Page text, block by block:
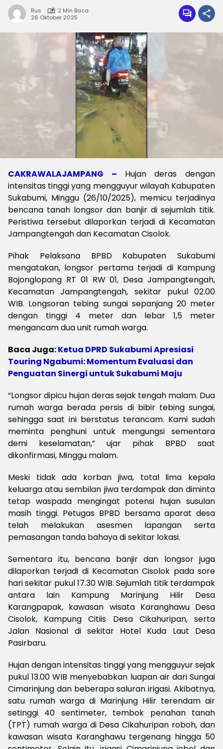
Rus
2 Min Baca
26 Oktober 2025
CAKRAWALAJAMPANG – Hujan deras dengan
intensitas tinggi yang mengguyur wilayah Kabupaten
Sukabumi, Minggu (26/10/2025), memicu terjadinya
bencana tanah longsor dan banjir di sejumlah titik.
Peristiwa tersebut dilaporkan terjadi di Kecamatan
Jampangtengah dan Kecamatan Cisolok.
Pihak Pelaksana BPBD Kabupaten Sukabumi
mengatakan, longsor pertama terjadi di Kampung
Bojonglopang RT 01 RW 01, Desa Jampangtengah,
Kecamatan Jampangtengah, sekitar pukul 02.00
WIB. Longsoran tebing sungai sepanjang 20 meter
dengan tinggi 4 meter dan lebar 1,5 meter
mengancam dua unit rumah warga.
Baca Juga:Ketua DPRD Sukabumi Apresiasi
Touring Ngabumi: Momentum Evaluasi dan
Penguatan Sinergi untuk Sukabumi Maju
“Longsor dipicu hujan deras sejak tengah malam. Dua
rumah warga berada persis di bibir tebing sungai,
sehingga saat ini berstatus terancam. Kami sudah
meminta penghuni untuk mengungsi sementara
demi keselamatan,” ujar pihak BPBD saat
dikonfirmasi, Minggu malam.
Meski tidak ada korban jiwa, total lima kepala
keluarga atau sembilan jiwa terdampak dan diminta
tetap waspada mengingat potensi hujan susulan
masih tinggi. Petugas BPBD bersama aparat desa
telah melakukan asesmen lapangan serta
pemasangan tanda bahaya di sekitar lokasi.
Sementara itu, bencana banjir dan longsor juga
dilaporkan terjadi di Kecamatan Cisolok pada sore
hari sekitar pukul 17.30 WIB. Sejumlah titik terdampak
antara lain Kampung Marinjung Hilir Desa
Karangpapak, kawasan wisata Karanghawu Desa
Cisolok, Kampung Citiis Desa Cikahuripan, serta
Jalan Nasional di sekitar Hotel Kuda Laut Desa
Pasirbaru.
Hujan dengan intensitas tinggi yang mengguyur sejak
pukul 13.00 WIB menyebabkan luapan air dari Sungai
Cimarinjung dan beberapa saluran irigasi. Akibatnya,
satu rumah warga di Marinjung Hilir terendam air
setinggi 40 sentimeter, tembok penahan tanah
(TPT) rumah warga di Desa Cikahuripan roboh, dan
kawasan wisata Karanghawu tergenang hingga 50